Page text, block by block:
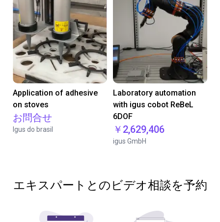
Application of adhesive
on stoves
お問合せ
Igus do brasil
Laboratory automation
with igus cobot ReBeL
6DOF
￥2,629,406
igus GmbH
エキスパートとのビデオ相談を予約